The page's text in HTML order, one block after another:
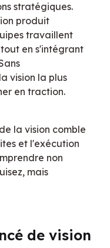
stratégiques.
produit
travaillent
en s'intégrant
vision la plus
en traction.
la vision comble
et l'exécution
non
mais
de vision